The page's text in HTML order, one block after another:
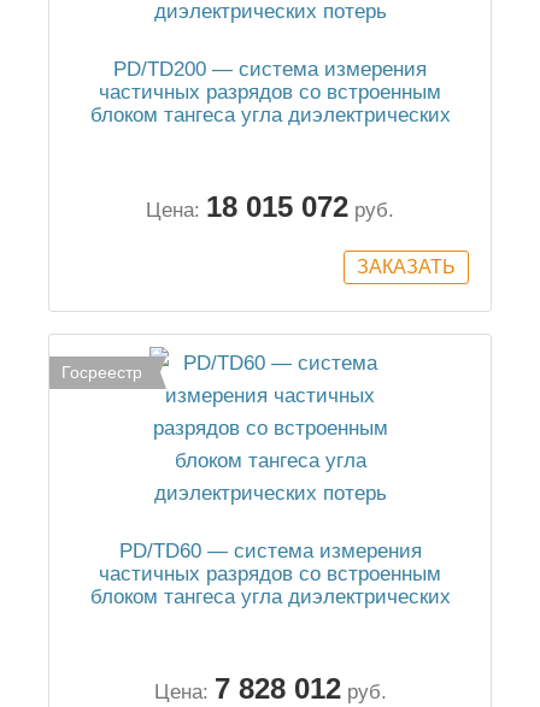
PD/TD200 — система измерения
частичных разрядов со встроенным
блоком тангеса угла диэлектрических
Цена: 18 015 072 руб.
Госреестр
PD/TD60 — система измерения
частичных разрядов со встроенным
блоком тангеса угла диэлектрических
Цена: 7 828 012 руб.